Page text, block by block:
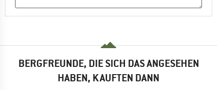
BERGFREUNDE, DIE SICH DAS ANGESEHEN
HABEN, KAUFTEN DANN